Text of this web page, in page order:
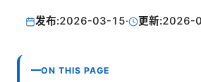
发布:2026-03-15· 更新:2026-
ON THIS PAGE